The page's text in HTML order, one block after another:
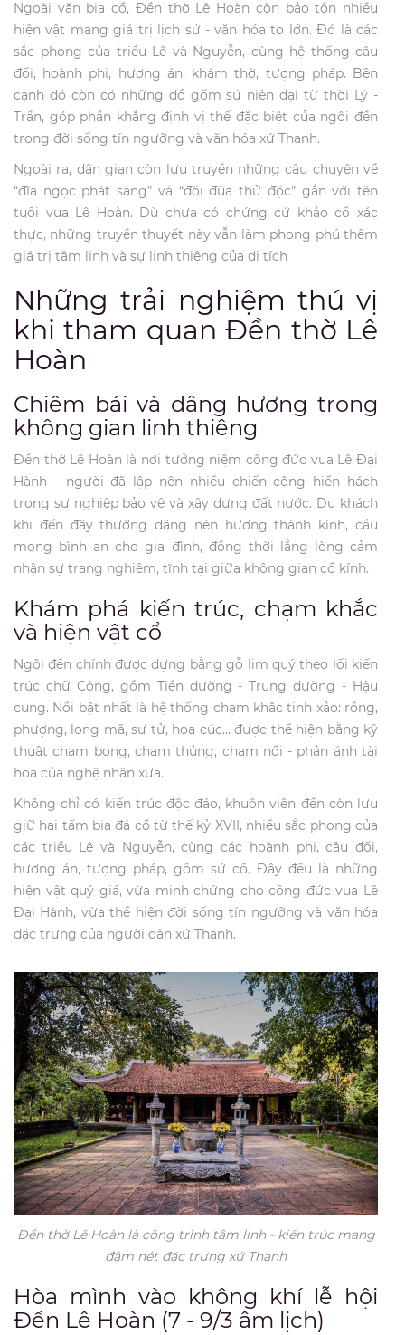
Ngoài văn bia cổ, Đền thờ Lê Hoàn còn bảo tồn nhiều
hiện vật mang giá trị lịch sử - văn hóa to lớn. Đó là các
sắc phong của triều Lê và Nguyễn, cùng hệ thống câu
đối, hoành phi, hương án, khám thờ, tượng pháp. Bên
cạnh đó còn có những đồ gốm sứ niên đại từ thời Lý -
Trần, góp phần khẳng định vị thế đặc biệt của ngôi đền
trong đời sống tín ngưỡng và văn hóa xứ Thanh.
Ngoài ra, dân gian còn lưu truyền những câu chuyện về
“đĩa ngọc phát sáng” và “đôi đũa thử độc” gắn với tên
tuổi vua Lê Hoàn. Dù chưa có chứng cứ khảo cổ xác
thực, những truyền thuyết này vẫn làm phong phú thêm
giá trị tâm linh và sự linh thiêng của di tích
Những trải nghiệm thú vị
khi tham quan Đền thờ Lê
Hoàn
Chiêm bái và dâng hương trong
không gian linh thiêng
Đền thờ Lê Hoàn là nơi tưởng niệm công đức vua Lê Đại
Hành - người đã lập nên nhiều chiến công hiển hách
trong sự nghiệp bảo vệ và xây dựng đất nước. Du khách
khi đến đây thường dâng nén hương thành kính, cầu
mong bình an cho gia đình, đồng thời lắng lòng cảm
nhận sự trang nghiêm, tĩnh tại giữa không gian cổ kính.
Khám phá kiến trúc, chạm khắc
và hiện vật cổ
Ngôi đền chính được dựng bằng gỗ lim quý theo lối kiến
trúc chữ Công, gồm Tiền đường - Trung đường - Hậu
cung. Nổi bật nhất là hệ thống chạm khắc tinh xảo: rồng,
phượng, long mã, sư tử, hoa cúc… được thể hiện bằng kỹ
thuật chạm bong, chạm thủng, chạm nổi - phản ánh tài
hoa của nghệ nhân xưa.
Không chỉ có kiến trúc độc đáo, khuôn viên đền còn lưu
giữ hai tấm bia đá cổ từ thế kỷ XVII, nhiều sắc phong của
các triều Lê và Nguyễn, cùng các hoành phi, câu đối,
hương án, tượng pháp, gốm sứ cổ. Đây đều là những
hiện vật quý giá, vừa minh chứng cho công đức vua Lê
Đại Hành, vừa thể hiện đời sống tín ngưỡng và văn hóa
đặc trưng của người dân xứ Thanh.
Đền thờ Lê Hoàn là công trình tâm linh - kiến trúc mang
đậm nét đặc trưng xứ Thanh
Hòa mình vào không khí lễ hội
Đền Lê Hoàn (7 - 9/3 âm lịch)